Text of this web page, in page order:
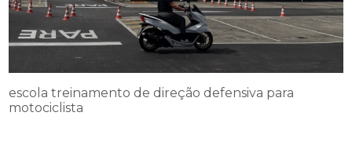
escola treinamento de direção defensiva para
motociclista